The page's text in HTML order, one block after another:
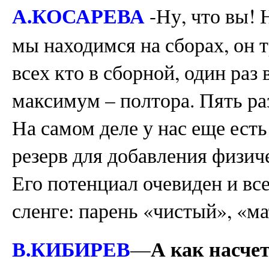
А.КОСАРЕВА-Ну, что вы!
мы находимся на сборах, он
всех кто в сборной, один раз
максимум – полтора. Пять
На самом деле у нас еще
резерв для добавления
Его потенциал очевиден и
сленге: парень «чистый»,
В.КИБИРЕВ—А как